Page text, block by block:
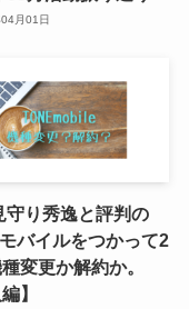
月01日
守り秀逸と評判の
バイルをつかって2
変更か解約か。
】